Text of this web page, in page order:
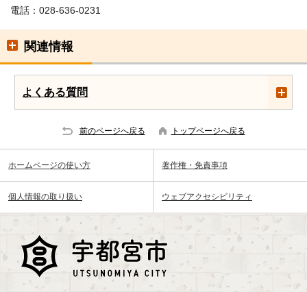
電話：028-636-0231
関連情報
よくある質問
前のページへ戻る トップページへ戻る
ホームページの使い方 著作権・免責事項
個人情報の取り扱い ウェブアクセシビリティ